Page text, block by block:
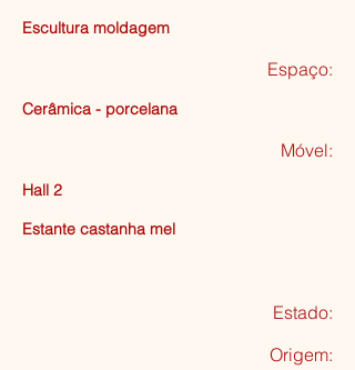
Escultura moldagem
Espaço:
Cerâmica - porcelana
Móvel:
Hall 2
Estante castanha mel
Estado:
Origem: